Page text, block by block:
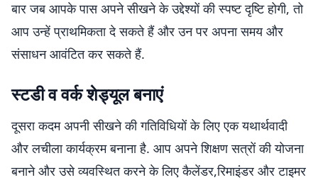
बार जब आपके पास अपने सीखने के उद्देश्यों की स्पष्ट दृष्टि होगी, तो
आप उन्हें प्राथमिकता दे सकते हैं और उन पर अपना समय और
संसाधन आवंटित कर सकते हैं.
स्टडी व वर्क शेड्यूल बनाएं
दूसरा कदम अपनी सीखने की गतिविधियों के लिए एक यथार्थवादी
और लचीला कार्यक्रम बनाना है. आप अपने शिक्षण सत्रों की योजना
बनाने और उसे व्यवस्थित करने के लिए कैलेंडर,रिमाइंडर और टाइमर